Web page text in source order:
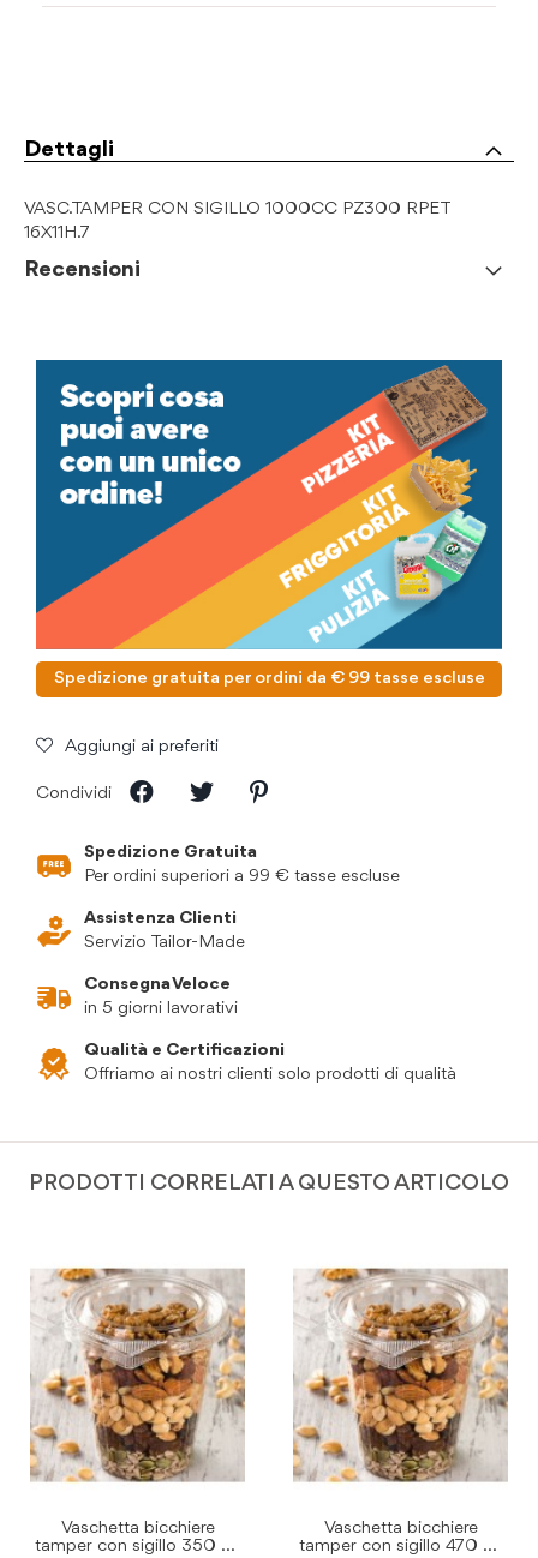
Dettagli
VASC.TAMPER CON SIGILLO 1000CC PZ300 RPET
16X11H.7
Recensioni
Spedizione gratuita per ordini da € 99 tasse escluse
Aggiungi ai preferiti
Condividi
Spedizione Gratuita
Per ordini superiori a 99 € tasse escluse
Assistenza Clienti
Servizio Tailor-Made
Consegna Veloce
in 5 giorni lavorativi
Qualità e Certificazioni
Offriamo ai nostri clienti solo prodotti di qualità
PRODOTTI CORRELATI A QUESTO ARTICOLO
Vaschetta bicchiere
tamper con sigillo 350 ml
Vaschetta bicchiere
tamper con sigillo 470 ml